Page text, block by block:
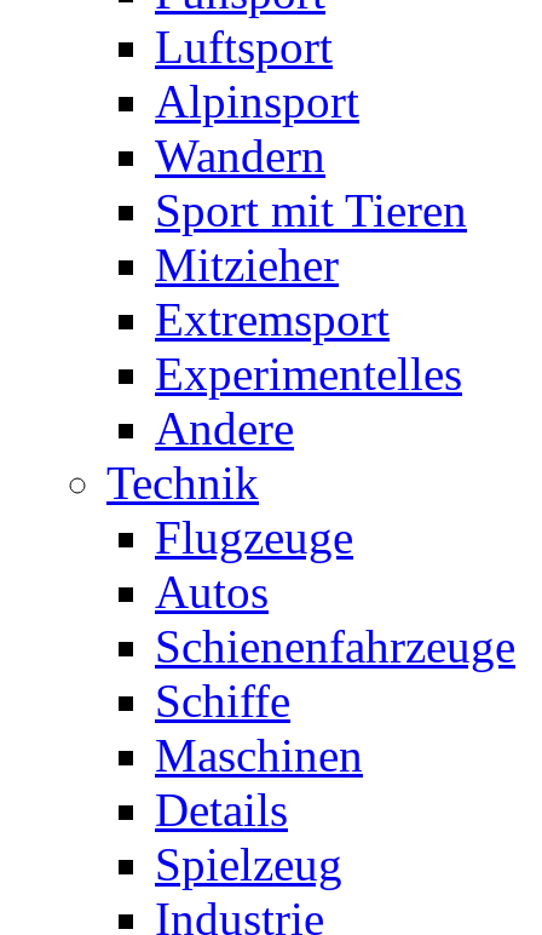
Luftsport
Alpinsport
Wandern
Sport mit Tieren
Mitzieher
Extremsport
Experimentelles
Andere
Technik
Flugzeuge
Autos
Schienenfahrzeuge
Schiffe
Maschinen
Details
Spielzeug
Industrie